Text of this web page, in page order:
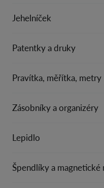
Jehelníček
Patentky a druky
Pravítka, měřítka, metry
Zásobníky a organizéry
Lepidlo
Špendlíky a magnetické